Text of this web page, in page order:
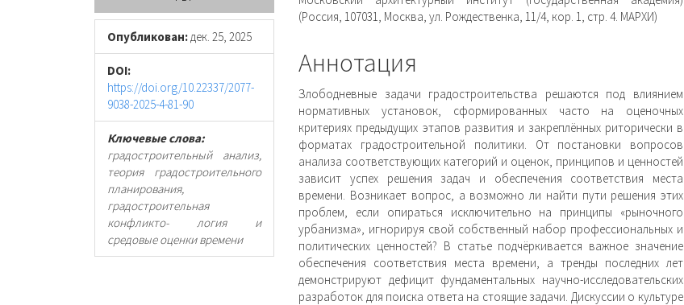
панель
статьи
Опубликован: дек. 25, 2025
DOI:
https://doi.org/10.22337/2077-
9038-2025-4-81-90
Ключевые слова:
градостроительный анализ,
теория градостроительного
планирования,
градостроительная
конфликто- логия и
средовые оценки времени
содержимое
(Россия, 107031, Москва, ул. Рождественка, 11/4, кор. 1, стр. 4. МАРХИ)
Аннотация
Злободневные задачи градостроительства решаются под влиянием
нормативных установок, сформированных часто на оценочных
критериях предыдущих этапов развития и закреплённых риторически в
форматах градостроительной политики. От постановки вопросов
анализа соответствующих категорий и оценок, принципов и ценностей
зависит успех решения задач и обеспечения соответствия места
времени. Возникает вопрос, а возможно ли найти пути решения этих
проблем, если опираться исключительно на принципы «рыночного
урбанизма», игнорируя свой собственный набор профессиональных и
политических ценностей? В статье подчёркивается важное значение
обеспечения соответствия места времени, а тренды последних лет
демонстрируют дефицит фундаментальных научно-исследовательских
разработок для поиска ответа на стоящие задачи. Дискуссии о культуре